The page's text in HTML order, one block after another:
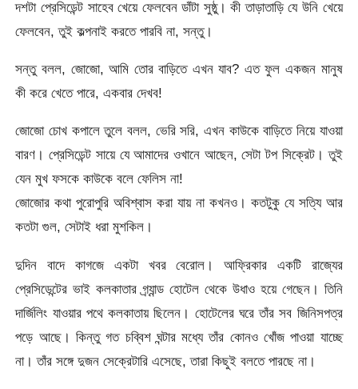
দশটা প্রেসিডেন্ট সাহেব খেয়ে ফেলবেন ডাঁটা সুষ্ঠু। কী তাড়াতাড়ি যে উনি খেয়ে
ফেলবেন, তুই কল্পনাই করতে পারবি না, সন্তু।
সন্তু বলল, জোজো, আমি তোর বাড়িতে এখন যাব? এত ফুল একজন মানুষ
কী করে খেতে পারে, একবার দেখব!
জোজো চোখ কপালে তুলে বলল, ভেরি সরি, এখন কাউকে বাড়িতে নিয়ে যাওয়া
বারণ। প্রেসিডেন্ট সায়ে যে আমাদের ওখানে আছেন, সেটা টপ সিক্রেট। তুই
যেন মুখ ফসকে কাউকে বলে ফেলিস না!
জোজোর কথা পুরোপুরি অবিশ্বাস করা যায় না কখনও। কতটুকু যে সত্যি আর
কতটা গুল, সেটাই ধরা মুশকিল।
দুদিন বাদে কাগজে একটা খবর বেরোল। আফ্রিকার একটি রাজ্যের
প্রেসিডেন্টের ভাই কলকাতার গ্র্যান্ড হোটেল থেকে উধাও হয়ে গেছেন। তিনি
দার্জিলিং যাওয়ার পথে কলকাতায় ছিলেন। হোটেলের ঘরে তাঁর সব জিনিসপত্র
পড়ে আছে। কিন্তু গত চব্বিশ ঘন্টার মধ্যে তাঁর কোনও খোঁজ পাওয়া যাচ্ছে
না। তাঁর সঙ্গে দুজন সেক্রেটারি এসেছে, তারা কিছুই বলতে পারছে না।